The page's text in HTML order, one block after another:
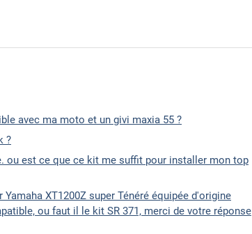
avec ma moto et un givi maxia 55 ?
?
ou est ce que ce kit me suffit pour installer mon top
XT1200Z super Ténéré équipée d'origine
ou faut il le kit SR 371, merci de votre réponse